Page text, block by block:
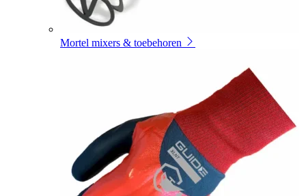
Mortel mixers & toebehoren